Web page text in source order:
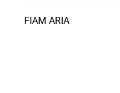
FIAM ARIA